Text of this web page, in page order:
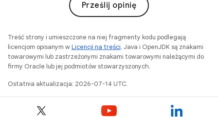
Prześlij opinię
Treść strony i umieszczone na niej fragmenty kodu podlegają
licencjom opisanym wLicencji na treści. Java i OpenJDK są znakami
towarowymi lub zastrzeżonymi znakami towarowymi należącymi do
firmy Oracle lub jej podmiotów stowarzyszonych.
Ostatnia aktualizacja: 2026-07-14 UTC.